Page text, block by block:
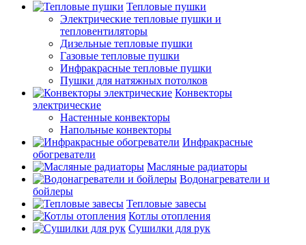
Тепловые пушки
Электрические тепловые пушки и
тепловентиляторы
Дизельные тепловые пушки
Газовые тепловые пушки
Инфракрасные тепловые пушки
Пушки для натяжных потолков
Конвекторы
электрические
Настенные конвекторы
Напольные конвекторы
Инфракрасные
обогреватели
Масляные радиаторы
Водонагреватели и
бойлеры
Тепловые завесы
Котлы отопления
Сушилки для рук